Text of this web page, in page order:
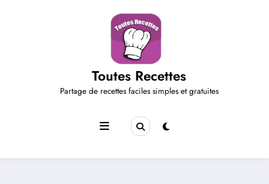
Toutes Recettes
Partage de recettes faciles simples et gratuites